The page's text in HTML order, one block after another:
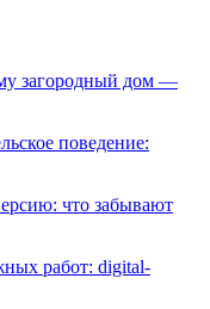
загородный дом —
поведение:
что забывают
работ: digital-